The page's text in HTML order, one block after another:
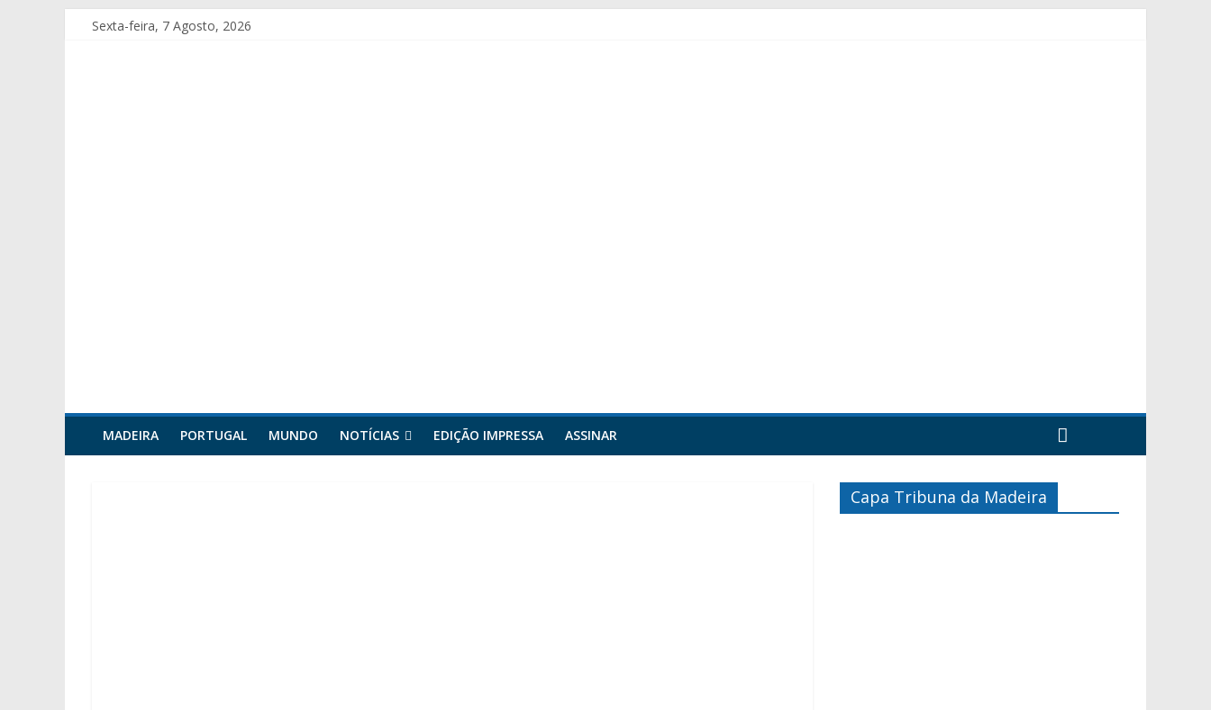
Sexta-feira, 7 Agosto, 2026
MADEIRA PORTUGAL MUNDO NOTÍCIAS EDIÇÃO IMPRESSA ASSINAR
Capa Tribuna da Madeira